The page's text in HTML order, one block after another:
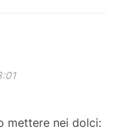
mettere nei dolci: